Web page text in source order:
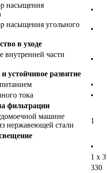
насыщения
•
насыщения угольного
•
в уходе
внутренней части
•
устойчивое развитие
•
тока
•
фильтрации
машине
нержавеющей стали
1
•
1 x
330